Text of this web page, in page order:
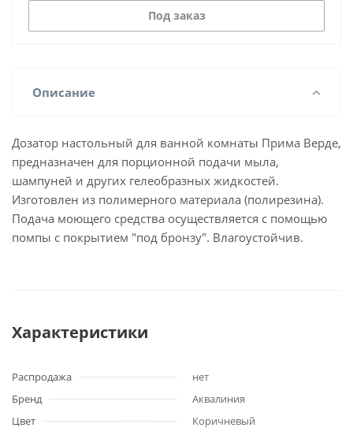
Под заказ
Описание
Дозатор настольный для ванной комнаты Прима Верде,
предназначен для порционной подачи мыла,
шампуней и других гелеобразных жидкостей.
Изготовлен из полимерного материала (полирезина).
Подача моющего средства осуществляется с помощью
помпы с покрытием "под бронзу". Влагоустойчив.
Характеристики
Распродажа
нет
Бренд
Аквалиния
Цвет
Коричневый